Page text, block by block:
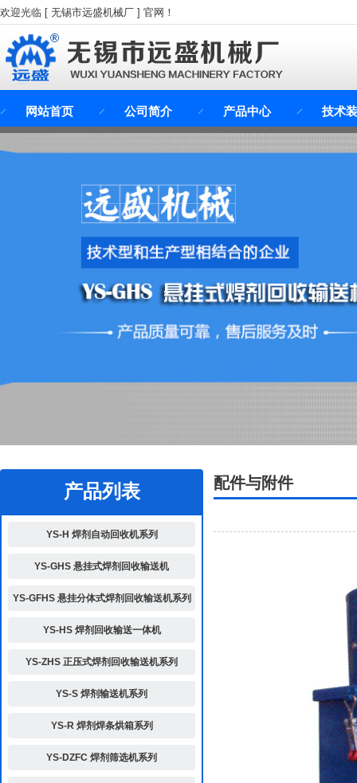
欢迎光临 [ 无锡市远盛机械厂 ] 官网！
网站首页 公司简介 产品中心 技术
产品列表
YS-H 焊剂自动回收机系列
YS-GHS 悬挂式焊剂回收输送机
YS-GFHS 悬挂分体式焊剂回收输送机系列
YS-HS 焊剂回收输送一体机
YS-ZHS 正压式焊剂回收输送机系列
YS-S 焊剂输送机系列
YS-R 焊剂焊条烘箱系列
YS-DZFC 焊剂筛选机系列
配件与附件